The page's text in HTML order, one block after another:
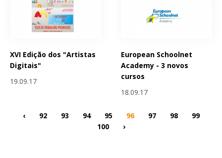
XVI Edição dos "Artistas
Digitais"
19.09.17
European Schoolnet
Academy - 3 novos
cursos
18.09.17
‹ 92 93 94 95 96 97 98
99
100
›